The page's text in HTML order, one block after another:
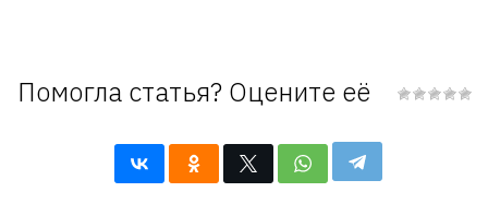
Помогла статья? Оцените её